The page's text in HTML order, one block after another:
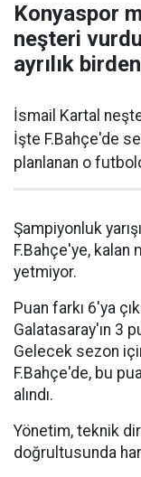
Konyaspor
neşteri
ayrılık birden
İsmail Kartal
İşte F.Bahçe'de
planlanan o
Şampiyonluk
F.Bahçe'ye, kalan
yetmiyor.
Puan farkı 6'ya
Galatasaray'ın 3
Gelecek sezon
F.Bahçe'de, bu
alındı.
Yönetim, teknik
doğrultusunda